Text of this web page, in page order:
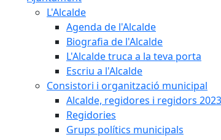
L'Alcalde
Agenda de l'Alcalde
Biografia de l'Alcalde
L'Alcalde truca a la teva porta
Escriu a l'Alcalde
Consistori i organització municipal
Alcalde, regidores i regidors
Regidories
Grups polítics municipals